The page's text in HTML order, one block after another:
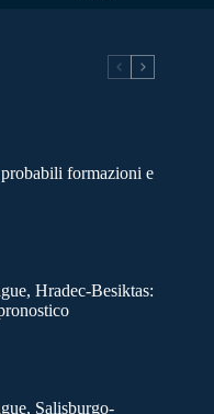
formazioni e
Hradec-Besiktas:
Salisburgo-